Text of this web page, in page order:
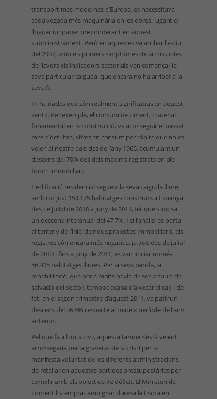
transport més modernes d’Europa, es necessitava
cada vegada més maquinària en les obres, jugant el
lloguer un paper preponderant en aquest
subministrament. Però en aquestes va arribar l’estiu
del 2007, amb els primers símptomes de la crisi, i des
de llavors els indicadors sectorials van començar la
seva particular caiguda, que encara no ha arribat a la
seva fi.
Hi ha dades que són realment significatius en aquest
sentit. Per exemple, el consum de ciment, material
fonamental en la construcció, va aconseguir el passat
mes d’octubre, xifres en consum per càpita que no es
veien al nostre país des de l’any 1965, acumulant un
descens del 70% des dels màxims registrats en ple
boom immobiliari.
L’edificació residencial segueix la seva caiguda lliure,
amb tot just 150.175 habitatges construïts a Espanya
des de juliol de 2010 a juny de 2011, fet que suposa
un descens interanual del 47,7%. I si l’anàlisi es porta
al terreny de l’inici de nous projectes immobiliaris, els
registres són encara més negatius, ja que des de juliol
de 2010 i fins a juny de 2011, es van iniciar només
56.415 habitatges lliures. Per la seva banda, la
rehabilitació, que per a molts havia de ser la taula de
salvació del sector, tampoc acaba d’aixecar el cap i de
fet, en el segon trimestre d’aquest 2011, va patir un
descens del 36,9% respecte al mateix període de l’any
anterior.
Pel que fa a l’obra civil, aquesta també s’està veient
arrossegada per la gravetat de la crisi i per la
manifesta voluntat de les diferents administracions
de retallar en aquestes partides pressupostàries per
complir amb els objectius de dèficit. El Ministeri de
Foment ha emprat amb gran duresa la tisora en